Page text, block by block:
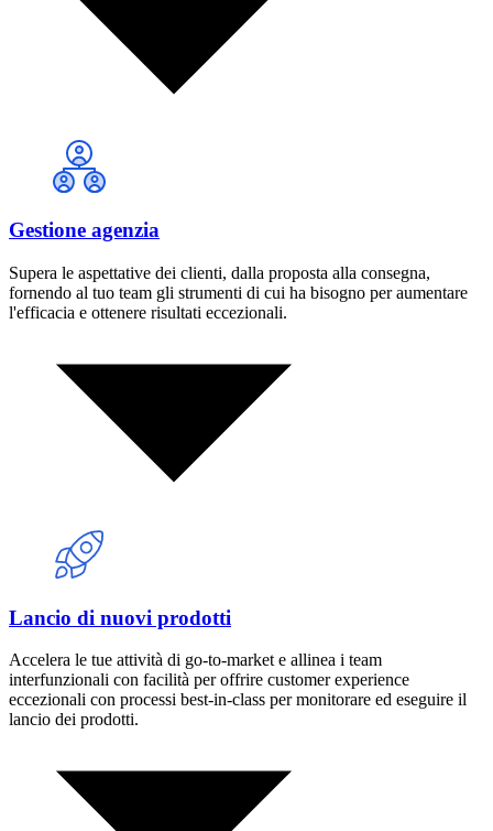
Gestione agenzia
Supera le aspettative dei clienti, dalla proposta alla consegna,
fornendo al tuo team gli strumenti di cui ha bisogno per aumentare
l'efficacia e ottenere risultati eccezionali.
Lancio di nuovi prodotti
Accelera le tue attività di go-to-market e allinea i team
interfunzionali con facilità per offrire customer experience
eccezionali con processi best-in-class per monitorare ed eseguire il
lancio dei prodotti.